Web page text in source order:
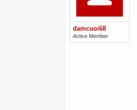
damcuoi68
Active Member